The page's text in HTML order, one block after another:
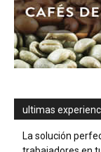
ultimas
La solución